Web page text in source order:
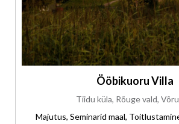
Ööbikuoru Villa
Tiidu küla, Rõuge vald,
Majutus, Seminarid maal,